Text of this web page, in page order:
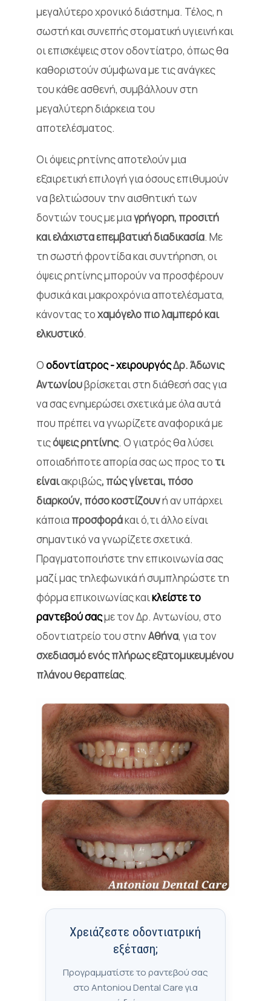
μεγαλύτερο χρονικό διάστημα. Τέλος, η
σωστή και συνεπής στοματική υγιεινή και
οι επισκέψεις στον οδοντίατρο, όπως θα
καθοριστούν σύμφωνα με τις ανάγκες
του κάθε ασθενή, συμβάλλουν στη
μεγαλύτερη διάρκεια του
αποτελέσματος.
Οι όψεις ρητίνης αποτελούν μια
εξαιρετική επιλογή για όσους επιθυμούν
να βελτιώσουν την αισθητική των
δοντιών τους με μιαγρήγορη, προσιτή
και ελάχιστα επεμβατική διαδικασία. Με
τη σωστή φροντίδα και συντήρηση, οι
όψεις ρητίνης μπορούν να προσφέρουν
φυσικά και μακροχρόνια αποτελέσματα,
κάνοντας τοχαμόγελο πιο λαμπερό και
ελκυστικό.
Οοδοντίατρος - χειρουργόςΔρ. Άδωνις
Αντωνίουβρίσκεται στη διάθεσή σας για
να σας ενημερώσει σχετικά με όλα αυτά
που πρέπει να γνωρίζετε αναφορικά με
τιςόψεις ρητίνης. Ο γιατρός θα λύσει
οποιαδήποτε απορία σας ως προς το τι
είναιακριβώς, πώς γίνεται, πόσο
διαρκούν, πόσο κοστίζουνή αν υπάρχει
κάποια προσφοράκαι ό,τι άλλο είναι
σημαντικό να γνωρίζετε σχετικά.
Πραγματοποιήστε την επικοινωνία σας
μαζί μας τηλεφωνικά ή συμπληρώστε τη
φόρμα επικοινωνίας καικλείστε το
ραντεβού σαςμε τον Δρ. Αντωνίου, στο
οδοντιατρείο του στηνΑθήνα, για τον
σχεδιασμό ενός πλήρως εξατομικευμένου
πλάνου θεραπείας.
Χρειάζεστε οδοντιατρική
εξέταση;
Προγραμματίστε το ραντεβού σας
στο Antoniou Dental Care για